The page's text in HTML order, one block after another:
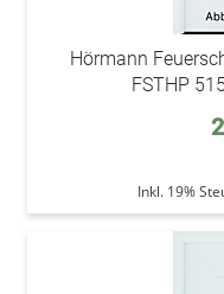
Hörmann
FSTHP
Inkl. 19%